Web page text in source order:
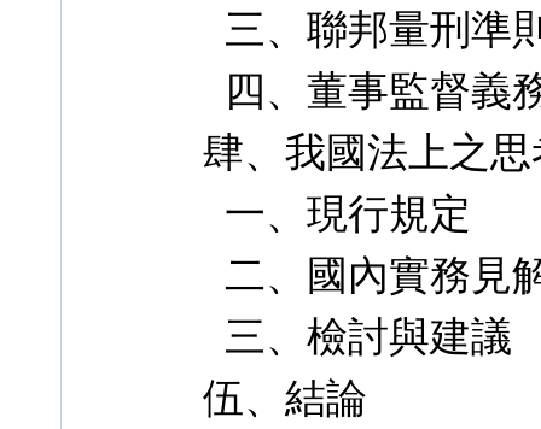
三、聯邦量刑準
四、董事監督義
肆、我國法上之思
一、現行規定
二、國內實務見
三、檢討與建議
伍、結論